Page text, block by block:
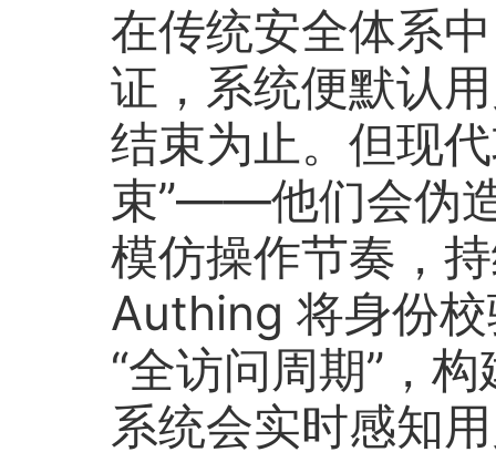
在传统安全体系
证，系统便默认
结束为止。但现
束”——他们会伪
模仿操作节奏，
Authing 将身份校
“全访问周期”，
系统会实时感知